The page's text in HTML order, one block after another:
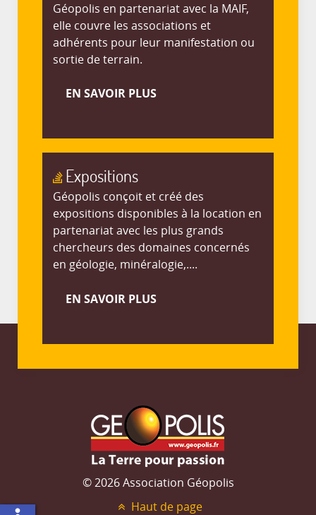
Géopolis en partenariat avec la MAIF,
elle couvre les associations et
adhérents pour leur manifestation ou
sortie de terrain.
EN SAVOIR PLUS
Expositions
Géopolis conçoit et créé des
expositions disponibles à la location en
partenariat avec les plus grands
chercheurs des domaines concernés
en géologie, minéralogie,....
EN SAVOIR PLUS
© 2026 Association Géopolis
Haut de page